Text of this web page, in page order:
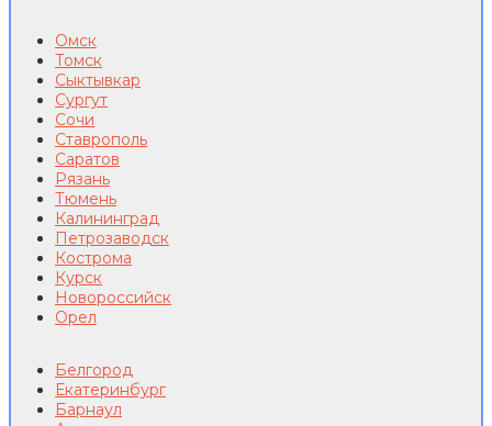
Омск
Томск
Сыктывкар
Сургут
Сочи
Ставрополь
Саратов
Рязань
Тюмень
Калининград
Петрозаводск
Кострома
Курск
Новороссийск
Орел
Белгород
Екатеринбург
Барнаул